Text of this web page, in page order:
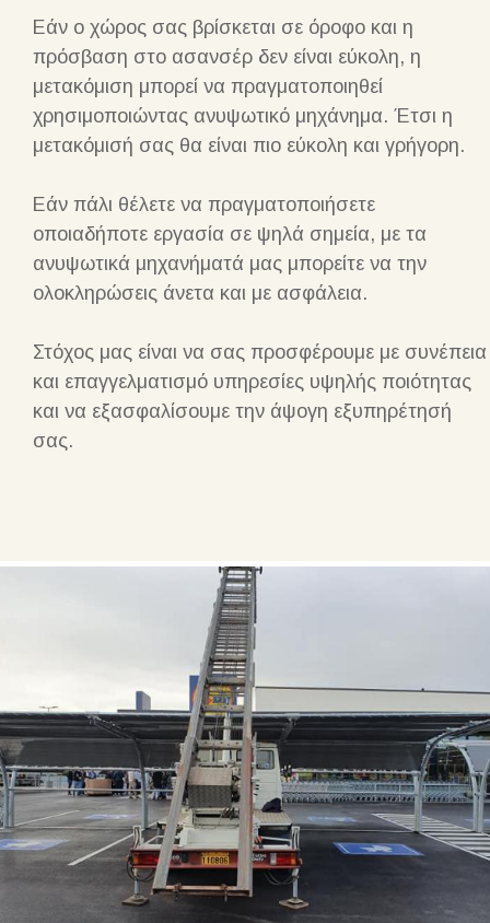
Εάν ο χώρος σας βρίσκεται σε όροφο και η
πρόσβαση στο ασανσέρ δεν είναι εύκολη, η
μετακόμιση μπορεί να πραγματοποιηθεί
χρησιμοποιώντας ανυψωτικό μηχάνημα. Έτσι η
μετακόμισή σας θα είναι πιο εύκολη και γρήγορη.
Εάν πάλι θέλετε να πραγματοποιήσετε
οποιαδήποτε εργασία σε ψηλά σημεία, με τα
ανυψωτικά μηχανήματά μας μπορείτε να την
ολοκληρώσεις άνετα και με ασφάλεια.
Στόχος μας είναι να σας προσφέρουμε με συνέπεια
και επαγγελματισμό υπηρεσίες υψηλής ποιότητας
και να εξασφαλίσουμε την άψογη εξυπηρέτησή
σας.